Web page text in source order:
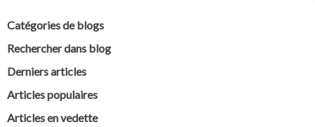
Catégories de blogs
Rechercher dans blog
Derniers articles
Articles populaires
Articles en vedette